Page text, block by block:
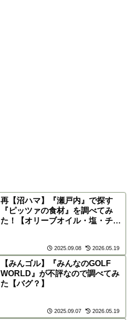
再【沼ハマ】『瀬戸内』で探す
『ピッツァの食材』を調べてみ
た！【オリーブオイル・塩・チー
2025.09.08 2026.05.19
【みんゴル】『みんなのGOLF
WORLD』が不評なので調べてみ
た【バグ？】
2025.09.07 2026.05.19